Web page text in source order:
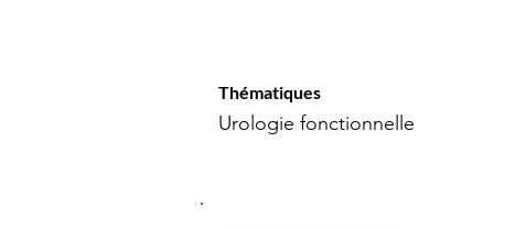
Thématiques
Urologie fonctionnelle